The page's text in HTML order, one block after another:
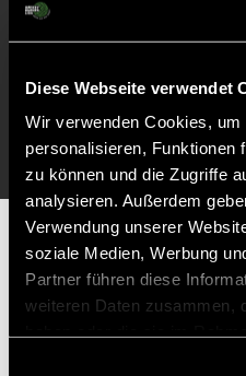
Diese Webseite verwendet
Wir verwenden Cookies,
personalisieren, Funktionen
zu können und die Zugriffe
analysieren. Außerdem
Verwendung unserer
soziale Medien, Werbung
Partner führen diese
weiteren Daten zusammen,
Partner